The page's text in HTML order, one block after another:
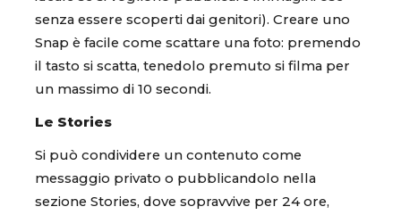
senza essere scoperti dai genitori). Creare uno
Snap è facile come scattare una foto: premendo
il tasto si scatta, tenedolo premuto si filma per
un massimo di 10 secondi.
Le Stories
Si può condividere un contenuto come
messaggio privato o pubblicandolo nella
sezione Stories, dove sopravvive per 24 ore,